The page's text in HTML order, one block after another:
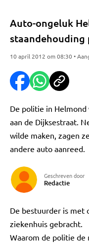
Auto-ongeluk
10 april 2012 om 08:30 •
De politie in
aan de Dijksestraat.
wilde maken, zagen
andere auto aanreed.
Geschreven door
Redactie
De bestuurder is met
ziekenhuis gebracht.
Waarom de politie de